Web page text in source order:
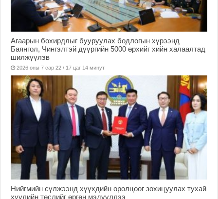
Агаарын бохирдлыг бууруулах бодлогын хүрээнд
Баянгол, Чингэлтэй дүүргийн 5000 өрхийг хийн халаалтад
шилжүүлэв
2026 оны 7 сар 22 / 17 цаг 14 минут
Нийгмийн сүлжээнд хүүхдийн оролцоог зохицуулах тухай
хуулийн төслийг өргөн мэдүүллээ